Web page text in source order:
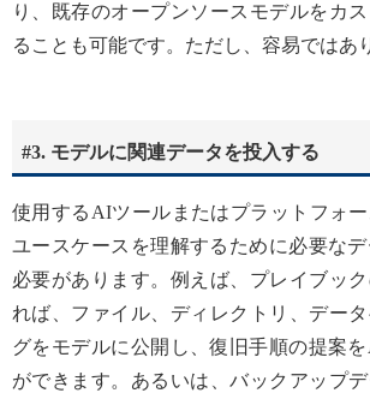
り、既存のオープンソースモデルをカ
ることも可能です。ただし、容易ではあ
#3. モデルに関連データを投入する
使用するAIツールまたはプラットフォー
ユースケースを理解するために必要な
必要があります。例えば、プレイブッ
れば、ファイル、ディレクトリ、デー
グをモデルに公開し、復旧手順の提案
ができます。あるいは、バックアップ